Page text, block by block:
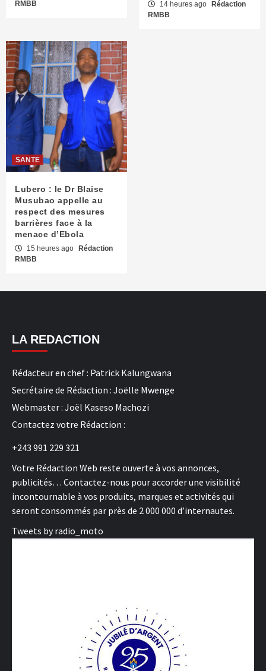
RMBB
14 heures ago
Rédaction
RMBB
SANTE
Lubero : le Dr Blaise
Musubao appelle au
respect des mesures
barrières face à la
menace d’Ebola
15 heures ago
Rédaction
RMBB
LA REDACTION
Rédacteur en chef : Patrick Kalungwana
Secrétaire de Rédaction : Joëlle Mwenge
Webmaster : Joël Kaseso Machozi
Contactez votre Rédaction :
+243 991 229 321
Votre Rédaction Web reste ouverte à vos annonces,
publicités… Contactez-nous pour accorder une visibilité
incontournable à vos produits, marques et activités qui
seront consommés par près de 2 000 000 d’internautes.
Tweets by radio_moto